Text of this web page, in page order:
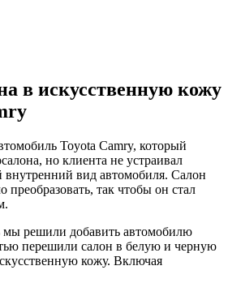
в искусственную кожу
Toyota Camry, который
но клиента не устраивал
вид автомобиля. Салон
так чтобы он стал
мы решили добавить автомобилю
перешили салон в белую и черную
кожу. Включая